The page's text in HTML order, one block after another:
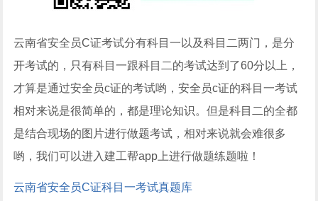
云南省安全员C证考试分有科目一以及科目二两门，是分
开考试的，只有科目一跟科目二的考试达到了60分以上，
才算是通过安全员c证的考试哟，安全员c证的科目一考试
相对来说是很简单的，都是理论知识。但是科目二的全都
是结合现场的图片进行做题考试，相对来说就会难很多
哟，我们可以进入建工帮app上进行做题练题啦！
云南省安全员C证科目一考试真题库